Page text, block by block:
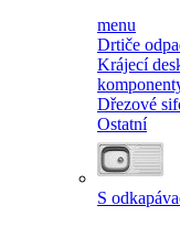
menu
Drtiče
Krájecí
Dřezové
Ostatní
S